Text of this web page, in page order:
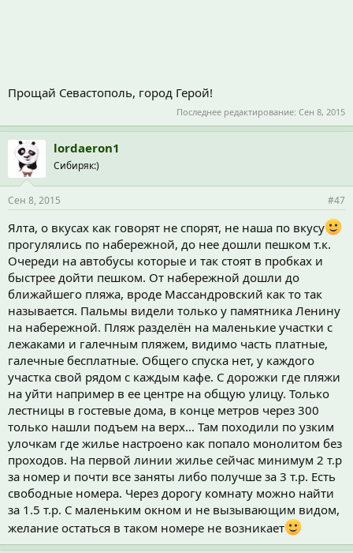
Прощай Севастополь, город Герой!
Последнее редактирование: Сен 8, 2015
lordaeron1
Сибиряк:)
Сен 8, 2015 #47
Ялта, о вкусах как говорят не спорят, не наша по вкусу
прогулялись по набережной, до нее дошли пешком т.к.
Очереди на автобусы которые и так стоят в пробках и
быстрее дойти пешком. От набережной дошли до
ближайшего пляжа, вроде Массандровский как то так
называется. Пальмы видели только у памятника Ленину
на набережной. Пляж разделён на маленькие участки с
лежаками и галечным пляжем, видимо часть платные,
галечные бесплатные. Общего спуска нет, у каждого
участка свой рядом с каждым кафе. С дорожки где пляжи
на уйти например в ее центре на общую улицу. Только
лестницы в гостевые дома, в конце метров через 300
только нашли подъем на верх... Там походили по узким
улочкам где жилье настроено как попало монолитом без
проходов. На первой линии жилье сейчас минимум 2 т.р
за номер и почти все заняты либо получше за 3 т.р. Есть
свободные номера. Через дорогу комнату можно найти
за 1.5 т.р. С маленьким окном и не вызывающим видом,
желание остаться в таком номере не возникает